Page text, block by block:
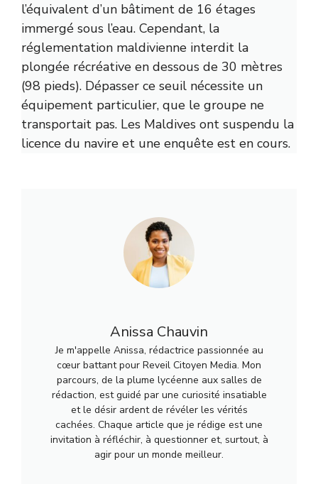
l’équivalent d’un bâtiment de 16 étages
immergé sous l’eau. Cependant, la
réglementation maldivienne interdit la
plongée récréative en dessous de 30 mètres
(98 pieds). Dépasser ce seuil nécessite un
équipement particulier, que le groupe ne
transportait pas. Les Maldives ont suspendu la
licence du navire et une enquête est en cours.
Anissa Chauvin
Je m'appelle Anissa, rédactrice passionnée au
cœur battant pour Reveil Citoyen Media. Mon
parcours, de la plume lycéenne aux salles de
rédaction, est guidé par une curiosité insatiable
et le désir ardent de révéler les vérités
cachées. Chaque article que je rédige est une
invitation à réfléchir, à questionner et, surtout, à
agir pour un monde meilleur.